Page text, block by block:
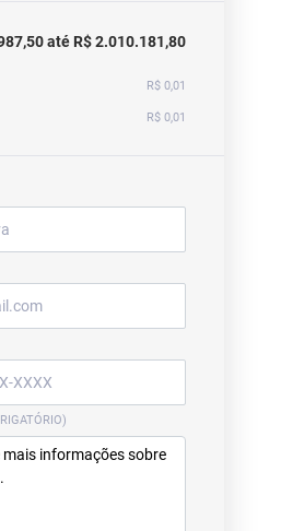
até R$ 2.010.181,80
R$ 0,01
R$ 0,01